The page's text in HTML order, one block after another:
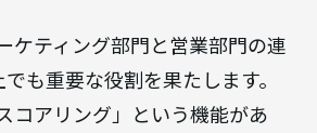
ケティング部門と営業部門の連
も重要な役割を果たします。
コアリング」という機能があ